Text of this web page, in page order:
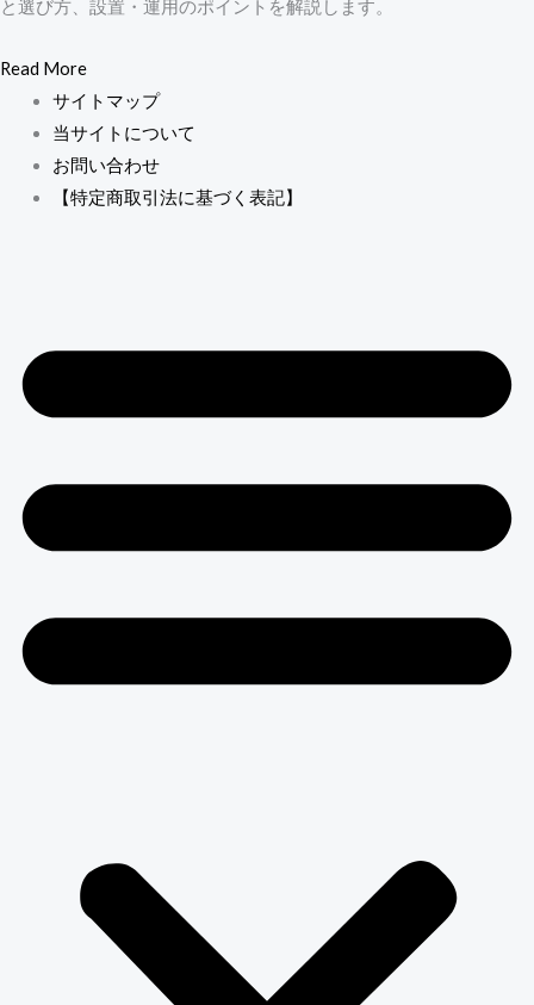
と選び方、設置・運用のポイントを解説します。
Read More
サイトマップ
当サイトについて
お問い合わせ
【特定商取引法に基づく表記】